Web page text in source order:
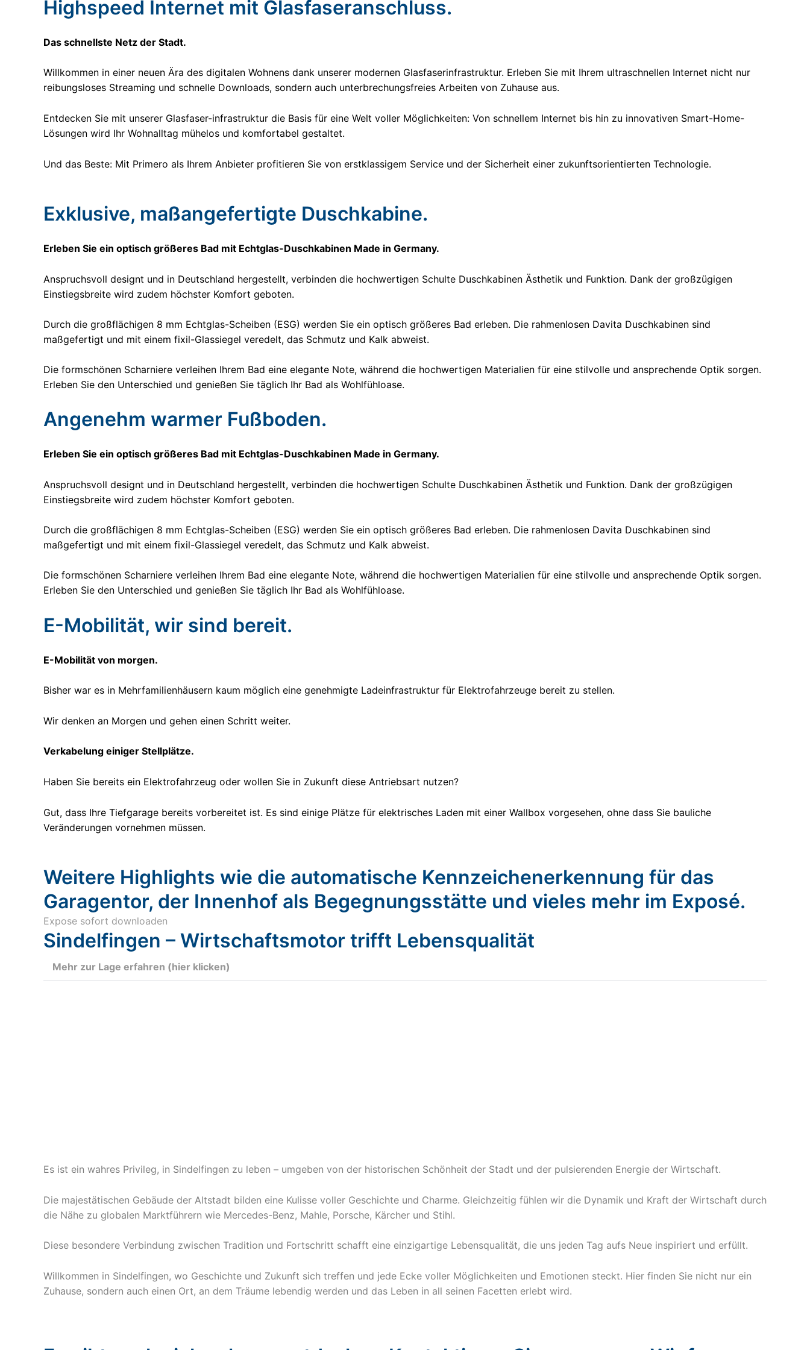
Highspeed Internet mit Glasfaseranschluss.
Das schnellste Netz der Stadt.
Willkommen in einer neuen Ära des digitalen Wohnens dank unserer modernen Glasfaserinfrastruktur. Erleben Sie mit Ihrem ultraschnellen Internet nicht nur
reibungsloses Streaming und schnelle Downloads, sondern auch unterbrechungsfreies Arbeiten von Zuhause aus.
Entdecken Sie mit unserer Glasfaser-infrastruktur die Basis für eine Welt voller Möglichkeiten: Von schnellem Internet bis hin zu innovativen Smart-Home-
Lösungen wird Ihr Wohnalltag mühelos und komfortabel gestaltet.
Und das Beste: Mit Primero als Ihrem Anbieter profitieren Sie von erstklassigem Service und der Sicherheit einer zukunftsorientierten Technologie.
Exklusive, maßangefertigte Duschkabine.
Erleben Sie ein optisch größeres Bad mit Echtglas-Duschkabinen Made in Germany.
Anspruchsvoll designt und in Deutschland hergestellt, verbinden die hochwertigen Schulte Duschkabinen Ästhetik und Funktion. Dank der großzügigen
Einstiegsbreite wird zudem höchster Komfort geboten.
Durch die großflächigen 8 mm Echtglas-Scheiben (ESG) werden Sie ein optisch größeres Bad erleben. Die rahmenlosen Davita Duschkabinen sind
maßgefertigt und mit einem fixil-Glassiegel veredelt, das Schmutz und Kalk abweist.
Die formschönen Scharniere verleihen Ihrem Bad eine elegante Note, während die hochwertigen Materialien für eine stilvolle und ansprechende Optik sorgen.
Erleben Sie den Unterschied und genießen Sie täglich Ihr Bad als Wohlfühloase.
Angenehm warmer Fußboden.
Erleben Sie ein optisch größeres Bad mit Echtglas-Duschkabinen Made in Germany.
Anspruchsvoll designt und in Deutschland hergestellt, verbinden die hochwertigen Schulte Duschkabinen Ästhetik und Funktion. Dank der großzügigen
Einstiegsbreite wird zudem höchster Komfort geboten.
Durch die großflächigen 8 mm Echtglas-Scheiben (ESG) werden Sie ein optisch größeres Bad erleben. Die rahmenlosen Davita Duschkabinen sind
maßgefertigt und mit einem fixil-Glassiegel veredelt, das Schmutz und Kalk abweist.
Die formschönen Scharniere verleihen Ihrem Bad eine elegante Note, während die hochwertigen Materialien für eine stilvolle und ansprechende Optik sorgen.
Erleben Sie den Unterschied und genießen Sie täglich Ihr Bad als Wohlfühloase.
E-Mobilität, wir sind bereit.
E-Mobilität von morgen.
Bisher war es in Mehrfamilienhäusern kaum möglich eine genehmigte Ladeinfrastruktur für Elektrofahrzeuge bereit zu stellen.
Wir denken an Morgen und gehen einen Schritt weiter.
Verkabelung einiger Stellplätze.
Haben Sie bereits ein Elektrofahrzeug oder wollen Sie in Zukunft diese Antriebsart nutzen?
Gut, dass Ihre Tiefgarage bereits vorbereitet ist. Es sind einige Plätze für elektrisches Laden mit einer Wallbox vorgesehen, ohne dass Sie bauliche
Veränderungen vornehmen müssen.
Weitere Highlights wie die automatische Kennzeichenerkennung für das
Garagentor, der Innenhof als Begegnungsstätte und vieles mehr im Exposé.
Expose sofort downloaden
Sindelfingen – Wirtschaftsmotor trifft Lebensqualität
Mehr zur Lage erfahren (hier klicken)
Es ist ein wahres Privileg, in Sindelfingen zu leben – umgeben von der historischen Schönheit der Stadt und der pulsierenden Energie der Wirtschaft.
Die majestätischen Gebäude der Altstadt bilden eine Kulisse voller Geschichte und Charme. Gleichzeitig fühlen wir die Dynamik und Kraft der Wirtschaft durch
die Nähe zu globalen Marktführern wie Mercedes-Benz, Mahle, Porsche, Kärcher und Stihl.
Diese besondere Verbindung zwischen Tradition und Fortschritt schafft eine einzigartige Lebensqualität, die uns jeden Tag aufs Neue inspiriert und erfüllt.
Willkommen in Sindelfingen, wo Geschichte und Zukunft sich treffen und jede Ecke voller Möglichkeiten und Emotionen steckt. Hier finden Sie nicht nur ein
Zuhause, sondern auch einen Ort, an dem Träume lebendig werden und das Leben in all seinen Facetten erlebt wird.